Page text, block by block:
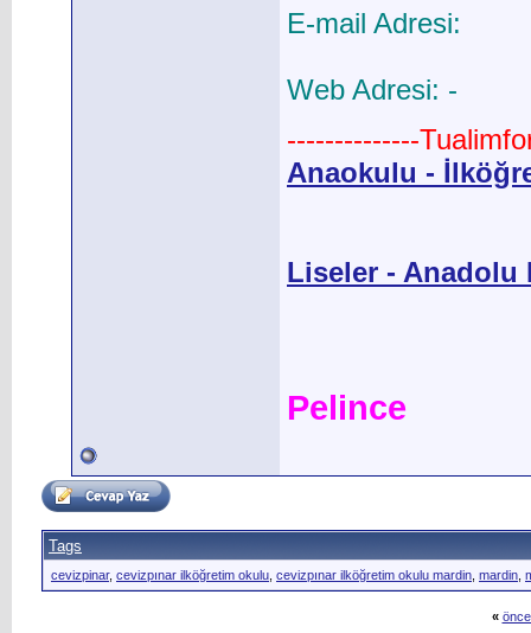
E-mail Adresi:
Web Adresi: -
--------------
Anaokulu -
Liseler - Anadolu
Pelince
Tags
cevizpinar, cevizpınar ilköğretim okulu cevizpınar ilköğretim okulu mardin mardin
«